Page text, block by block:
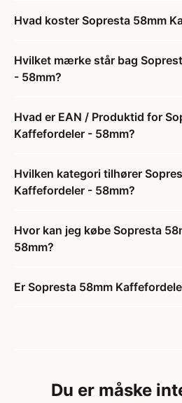
Hvad koster Sopresta 58mm
Hvilket mærke står bag
- 58mm?
Hvad er EAN / Produktid for
Kaffefordeler - 58mm?
Hvilken kategori tilhører
Kaffefordeler - 58mm?
Hvor kan jeg købe Sopresta
58mm?
Er Sopresta 58mm
Du er måske